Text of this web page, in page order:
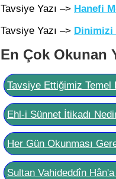
Tavsiye Yazı –> Hanefi
Tavsiye Yazı –> Dinimizi
En Çok Okunan
Tavsiye Ettiğimiz Temel
Ehl-i Sünnet İtikadı
Her Gün Okunması
Sultan Vahideddîn